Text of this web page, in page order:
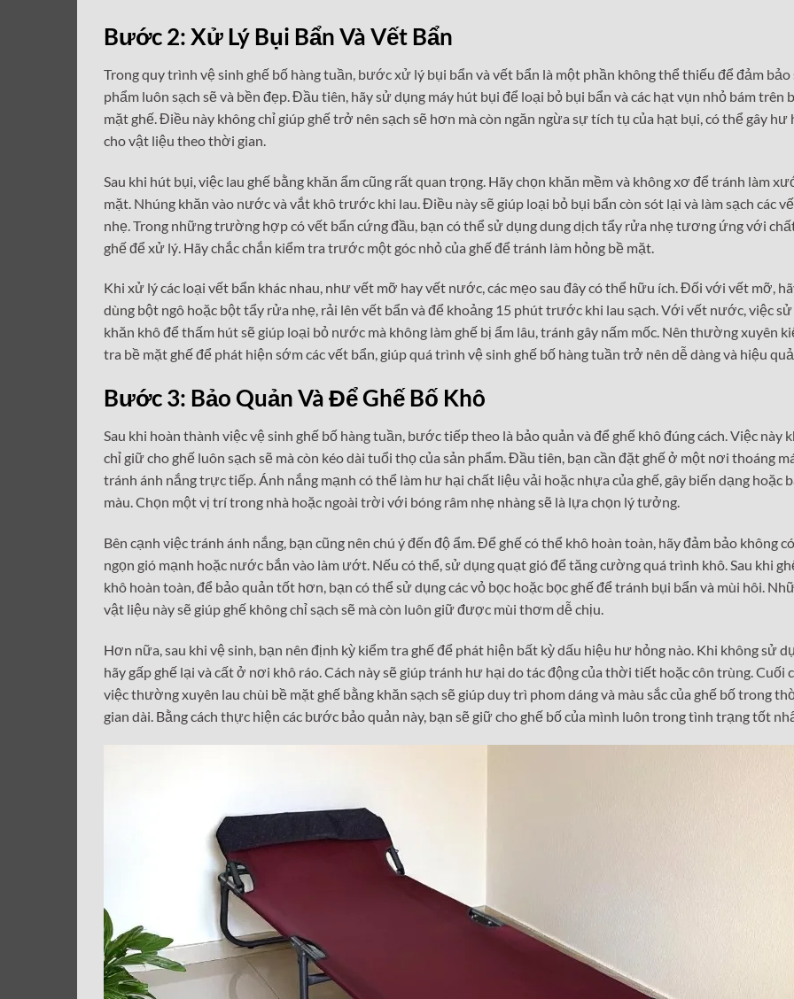
Bước 2: Xử Lý Bụi Bẩn Và Vết Bẩn
Trong quy trình vệ sinh ghế bố hàng tuần, bước xử lý bụi bẩn và vết bẩn là một phần không thể thiếu để đảm bảo
phẩm luôn sạch sẽ và bền đẹp. Đầu tiên, hãy sử dụng máy hút bụi để loại bỏ bụi bẩn và các hạt vụn nhỏ bám trên
mặt ghế. Điều này không chỉ giúp ghế trở nên sạch sẽ hơn mà còn ngăn ngừa sự tích tụ của hạt bụi, có thể gây hư
cho vật liệu theo thời gian.
Sau khi hút bụi, việc lau ghế bằng khăn ẩm cũng rất quan trọng. Hãy chọn khăn mềm và không xơ để tránh làm
mặt. Nhúng khăn vào nước và vắt khô trước khi lau. Điều này sẽ giúp loại bỏ bụi bẩn còn sót lại và làm sạch các
nhẹ. Trong những trường hợp có vết bẩn cứng đầu, bạn có thể sử dụng dung dịch tẩy rửa nhẹ tương ứng với
ghế để xử lý. Hãy chắc chắn kiểm tra trước một góc nhỏ của ghế để tránh làm hỏng bề mặt.
Khi xử lý các loại vết bẩn khác nhau, như vết mỡ hay vết nước, các mẹo sau đây có thể hữu ích. Đối với vết mỡ,
dùng bột ngô hoặc bột tẩy rửa nhẹ, rải lên vết bẩn và để khoảng 15 phút trước khi lau sạch. Với vết nước, việc
khăn khô để thấm hút sẽ giúp loại bỏ nước mà không làm ghế bị ẩm lâu, tránh gây nấm mốc. Nên thường xuyên
tra bề mặt ghế để phát hiện sớm các vết bẩn, giúp quá trình vệ sinh ghế bố hàng tuần trở nên dễ dàng và hiệu
Bước 3: Bảo Quản Và Để Ghế Bố Khô
Sau khi hoàn thành việc vệ sinh ghế bố hàng tuần, bước tiếp theo là bảo quản và để ghế khô đúng cách. Việc này
chỉ giữ cho ghế luôn sạch sẽ mà còn kéo dài tuổi thọ của sản phẩm. Đầu tiên, bạn cần đặt ghế ở một nơi thoáng
tránh ánh nắng trực tiếp. Ánh nắng mạnh có thể làm hư hại chất liệu vải hoặc nhựa của ghế, gây biến dạng hoặc
màu. Chọn một vị trí trong nhà hoặc ngoài trời với bóng râm nhẹ nhàng sẽ là lựa chọn lý tưởng.
Bên cạnh việc tránh ánh nắng, bạn cũng nên chú ý đến độ ẩm. Để ghế có thể khô hoàn toàn, hãy đảm bảo không có
ngọn gió mạnh hoặc nước bắn vào làm ướt. Nếu có thể, sử dụng quạt gió để tăng cường quá trình khô. Sau khi
khô hoàn toàn, để bảo quản tốt hơn, bạn có thể sử dụng các vỏ bọc hoặc bọc ghế để tránh bụi bẩn và mùi hôi.
vật liệu này sẽ giúp ghế không chỉ sạch sẽ mà còn luôn giữ được mùi thơm dễ chịu.
Hơn nữa, sau khi vệ sinh, bạn nên định kỳ kiểm tra ghế để phát hiện bất kỳ dấu hiệu hư hỏng nào. Khi không sử
hãy gấp ghế lại và cất ở nơi khô ráo. Cách này sẽ giúp tránh hư hại do tác động của thời tiết hoặc côn trùng. Cuối
việc thường xuyên lau chùi bề mặt ghế bằng khăn sạch sẽ giúp duy trì phom dáng và màu sắc của ghế bố trong
gian dài. Bằng cách thực hiện các bước bảo quản này, bạn sẽ giữ cho ghế bố của mình luôn trong tình trạng tốt